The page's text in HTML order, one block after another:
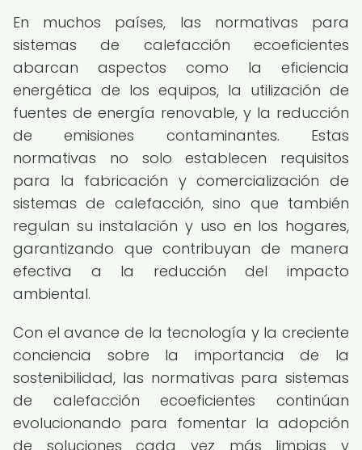
En muchos países, las normativas para
sistemas de calefacción ecoeficientes
abarcan aspectos como la eficiencia
energética de los equipos, la utilización de
fuentes de energía renovable, y la reducción
de emisiones contaminantes. Estas
normativas no solo establecen requisitos
para la fabricación y comercialización de
sistemas de calefacción, sino que también
regulan su instalación y uso en los hogares,
garantizando que contribuyan de manera
efectiva a la reducción del impacto
ambiental.
Con el avance de la tecnología y la creciente
conciencia sobre la importancia de la
sostenibilidad, las normativas para sistemas
de calefacción ecoeficientes continúan
evolucionando para fomentar la adopción
de soluciones cada vez más limpias y